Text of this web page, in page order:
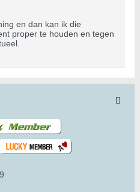
en dan kan ik die
proper te houden en tegen